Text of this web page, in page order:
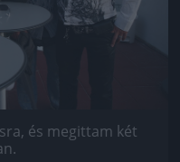
és megittam két